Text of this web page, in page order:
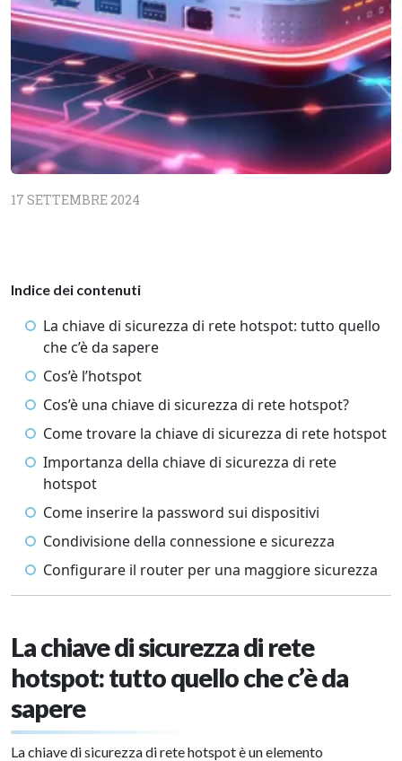
17 SETTEMBRE 2024
Indice dei contenuti
La chiave di sicurezza di rete hotspot: tutto quello
che c’è da sapere
Cos’è l’hotspot
Cos’è una chiave di sicurezza di rete hotspot?
Come trovare la chiave di sicurezza di rete hotspot
Importanza della chiave di sicurezza di rete
hotspot
Come inserire la password sui dispositivi
Condivisione della connessione e sicurezza
Configurare il router per una maggiore sicurezza
La chiave di sicurezza di rete
hotspot: tutto quello che c’è da
sapere
La chiave di sicurezza di rete hotspot è un elemento